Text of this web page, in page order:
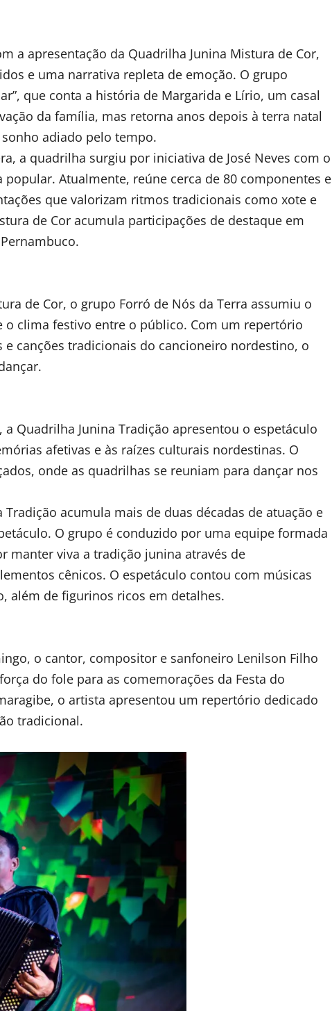
a apresentação da Quadrilha Junina Mistura de Cor,
e uma narrativa repleta de emoção. O grupo
que conta a história de Margarida e Lírio, um casal
da família, mas retorna anos depois à terra natal
adiado pelo tempo.
a quadrilha surgiu por iniciativa de José Neves com o
Atualmente, reúne cerca de 80 componentes e
que valorizam ritmos tradicionais como xote e
de Cor acumula participações de destaque em
de Cor, o grupo Forró de Nós da Terra assumiu o
o clima festivo entre o público. Com um repertório
canções tradicionais do cancioneiro nordestino, o
Quadrilha Junina Tradição apresentou o espetáculo
afetivas e às raízes culturais nordestinas. O
onde as quadrilhas se reuniam para dançar nos
acumula mais de duas décadas de atuação e
O grupo é conduzido por uma equipe formada
manter viva a tradição junina através de
cênicos. O espetáculo contou com músicas
além de figurinos ricos em detalhes.
o cantor, compositor e sanfoneiro Lenilson Filho
do fole para as comemorações da Festa do
o artista apresentou um repertório dedicado
tradicional.